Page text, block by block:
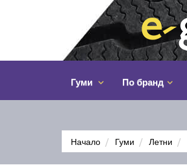
Гуми По бранд
Начало Гуми Летни